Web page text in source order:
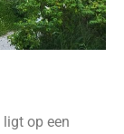
ligt op een